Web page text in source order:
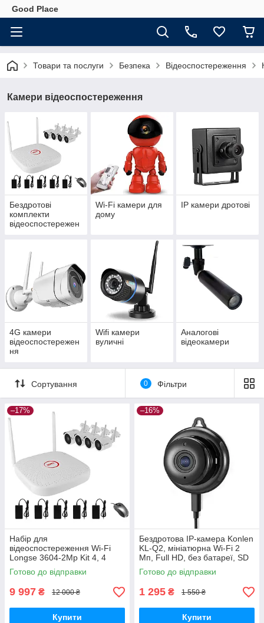
Good Place
Товари та послуги Безпека Відеоспостереження
Камери відеоспостереження
Бездротові
комплекти
відеоспостережен
Wi-Fi камери для
дому
IP камери дротові
4G камери
відеоспостережен
ня
Wifi камери
вуличні
Аналогові
відеокамери
Сортування 0 Фільтри
–17%
Набір для
відеоспостереження Wi-Fi
Longse 3604-2Mp Kit 4, 4
камери, Full HD 1080P, 300м
GoodPlace -worry-free-
Готово до відправки
9 997 ₴ 12 000 ₴
Купити
–16%
Бездротова IP-камера Konlen
KL-Q2, мініатюрна Wi-Fi 2
Мп, Full HD, без батареї, SD
до 128 Гб GoodPlace -worry-
free-shopping-
Готово до відправки
1 295 ₴ 1 550 ₴
Купити